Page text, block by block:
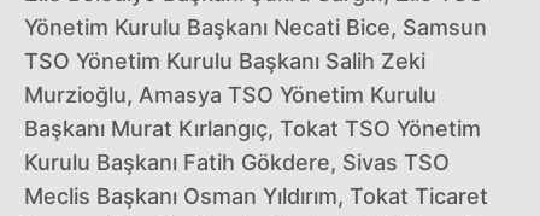
Yönetim Kurulu Başkanı Necati Bice, Samsun
TSO Yönetim Kurulu Başkanı Salih Zeki
Murzioğlu, Amasya TSO Yönetim Kurulu
Başkanı Murat Kırlangıç, Tokat TSO Yönetim
Kurulu Başkanı Fatih Gökdere, Sivas TSO
Meclis Başkanı Osman Yıldırım, Tokat Ticaret